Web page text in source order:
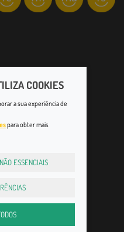
COOKIES
a sua experiência de
para obter mais
ESSENCIAIS